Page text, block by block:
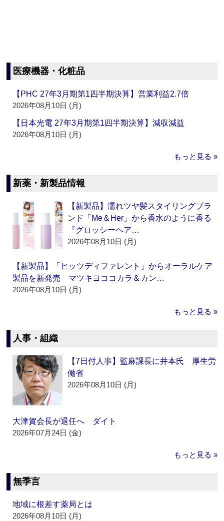
医療機器・化粧品
【PHC 27年3月期第1四半期決算】営業利益2.7倍
2026年08月10日 (月)
【日本光電 27年3月期第1四半期決算】減収減益
2026年08月10日 (月)
もっと見る »
新薬・新製品情報
【新製品】濡れツヤ髪スタイリングブラ
ンド「Me＆Her」から香水のように香る
『グロッシーヘア…
2026年08月10日 (月)
【新製品】「ヒッツディファレント」からオーラルケア
製品を新発売 マツキヨココカラ＆カン…
2026年08月10日 (月)
もっと見る »
人事・組織
【7日付人事】監麻課長に井本氏 厚生労
働省
2026年08月10日 (月)
大津賀会長が退任へ ダイト
2026年07月24日 (金)
もっと見る »
無季言
地域に根差す薬局とは
2026年08月10日 (月)